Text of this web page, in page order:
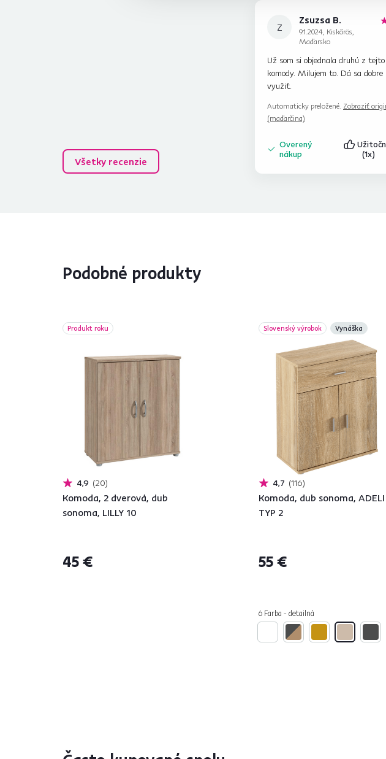
Všetky recenzie
Z
Zsuzsa B.
9.1.2024, Kiskőrös,
Maďarsko
Už som si objednala druhú z tejto
komody. Milujem to. Dá sa dobre
využiť.
Automaticky preložené. Zobraziť
(maďarčina)
Overený
nákup
(1x)
Podobné produkty
Produkt roku
4,9 20
Komoda, 2 dverová, dub
sonoma, LILLY 10
45 €
Slovenský výrobok Vynáška
4,7 116
Komoda, dub sonoma, ADELI
TYP 2
55 €
6 Farba - detailná